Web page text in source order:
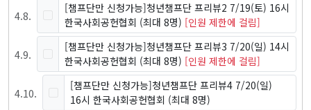
4.8.
[챔프단만 신청가능]청년챔프단 프리뷰2 7/19(토) 16시
한국사회공헌협회 (최대 8명) [인원 제한에 걸림]
4.9.
[챔프단만 신청가능]청년챔프단 프리뷰3 7/20(일) 14시
한국사회공헌협회 (최대 8명) [인원 제한에 걸림]
4.10.
[챔프단만 신청가능]청년챔프단 프리뷰4 7/20(일)
16시 한국사회공헌협회 (최대 8명)